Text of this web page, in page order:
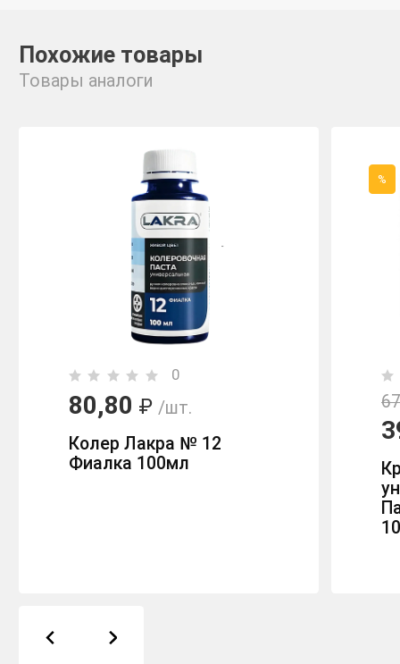
Похожие товары
Товары аналоги
0
80,80 ₽ /шт.
Колер Лакра № 12
Фиалка 100мл
%